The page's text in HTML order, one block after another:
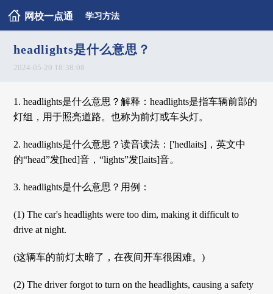
网校一点通 学习方法
headlights是什么意思？
2024-05-20 18:38:08
1. headlights是什么意思？解释：headlights是指车辆前部的
灯组，用于照亮道路。也称为前灯或车头灯。
2. headlights是什么意思？读音读法：['hedlaits]，英文中
的“head”发[hed]音，“lights”发[laits]音。
3. headlights是什么意思？用例：
(1) The car's headlights were too dim, making it difficult to
drive at night.
(这辆车的前灯太暗了，在夜间开车很困难。)
(2) The driver forgot to turn on the headlights, causing a safety